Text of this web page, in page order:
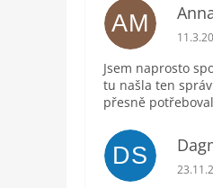
AM
Jsem naprosto
tu našla ten
přesně
DS